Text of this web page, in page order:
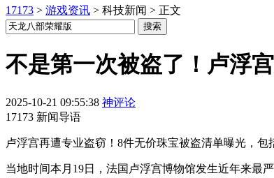
17173 > 游戏资讯 > 科技新闻 > 正文
不是第一次被盗了！卢浮
2025-10-21 09:55:38 神评论
17173 新闻导语
卢浮宫再遭专业盗窃！8件无价珠宝被盗清单曝光，
当地时间本月19日，法国卢浮宫博物馆发生近年来最